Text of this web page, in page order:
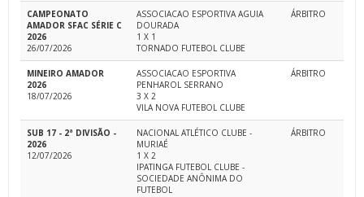
CAMPEONATO
AMADOR SFAC SÉRIE C
2026
26/07/2026
ASSOCIACAO ESPORTIVA AGUIA
DOURADA
1 X 1
TORNADO FUTEBOL CLUBE
ÁRBITRO
MINEIRO AMADOR
2026
18/07/2026
ASSOCIACAO ESPORTIVA
PENHAROL SERRANO
3 X 2
VILA NOVA FUTEBOL CLUBE
ÁRBITRO
SUB 17 - 2ª DIVISÃO -
2026
12/07/2026
NACIONAL ATLÉTICO CLUBE -
MURIAÉ
1 X 2
IPATINGA FUTEBOL CLUBE -
SOCIEDADE ANÔNIMA DO
FUTEBOL
ÁRBITRO